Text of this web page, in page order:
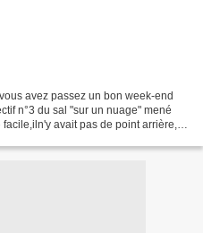
avez passez un bon week-end
n°3 du sal "sur un nuage" mené
avait pas de point arrière,